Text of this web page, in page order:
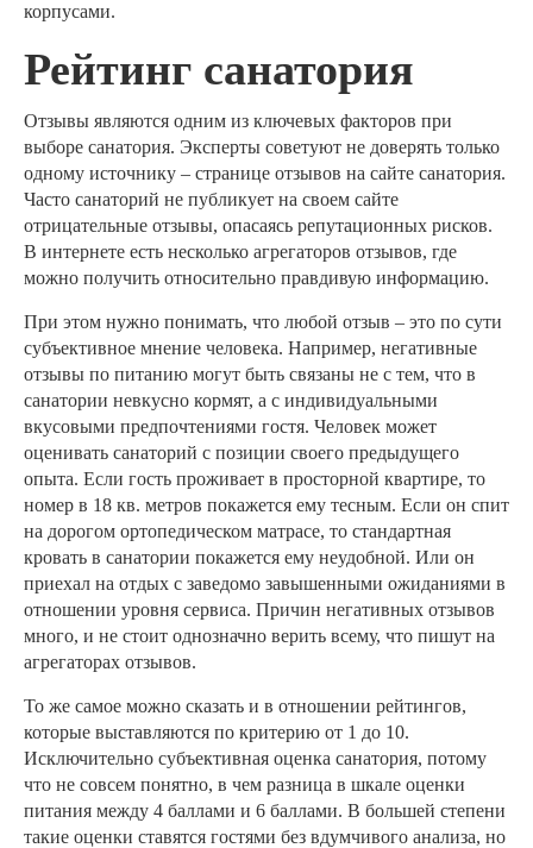
корпусами.
Рейтинг санатория
Отзывы являются одним из ключевых факторов при
выборе санатория. Эксперты советуют не доверять только
одному источнику – странице отзывов на сайте санатория.
Часто санаторий не публикует на своем сайте
отрицательные отзывы, опасаясь репутационных рисков.
В интернете есть несколько агрегаторов отзывов, где
можно получить относительно правдивую информацию.
При этом нужно понимать, что любой отзыв – это по сути
субъективное мнение человека. Например, негативные
отзывы по питанию могут быть связаны не с тем, что в
санатории невкусно кормят, а с индивидуальными
вкусовыми предпочтениями гостя. Человек может
оценивать санаторий с позиции своего предыдущего
опыта. Если гость проживает в просторной квартире, то
номер в 18 кв. метров покажется ему тесным. Если он спит
на дорогом ортопедическом матрасе, то стандартная
кровать в санатории покажется ему неудобной. Или он
приехал на отдых с заведомо завышенными ожиданиями в
отношении уровня сервиса. Причин негативных отзывов
много, и не стоит однозначно верить всему, что пишут на
агрегаторах отзывов.
То же самое можно сказать и в отношении рейтингов,
которые выставляются по критерию от 1 до 10.
Исключительно субъективная оценка санатория, потому
что не совсем понятно, в чем разница в шкале оценки
питания между 4 баллами и 6 баллами. В большей степени
такие оценки ставятся гостями без вдумчивого анализа, но